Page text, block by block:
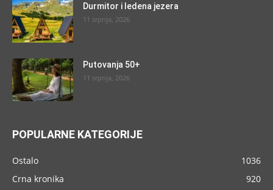
Durmitor i ledena jezera
11 srpnja, 2026
Putovanja 50+
11 srpnja, 2026
POPULARNE KATEGORIJE
Ostalo
1036
Crna kronika
920